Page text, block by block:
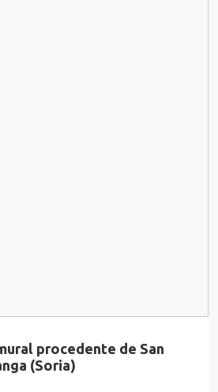
procedente de San
(Soria)